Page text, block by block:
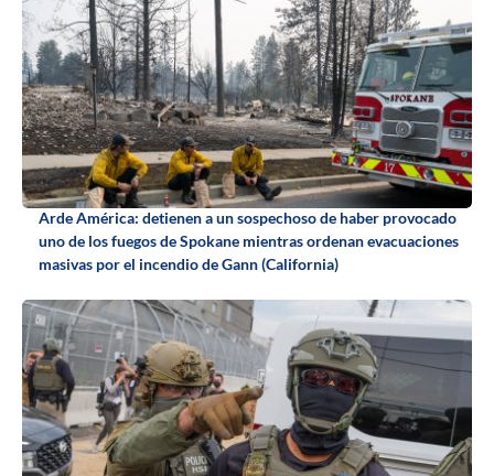
Arde América: detienen a un sospechoso de haber provocado
uno de los fuegos de Spokane mientras ordenan evacuaciones
masivas por el incendio de Gann (California)